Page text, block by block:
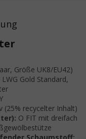
Größe UK8/EU42)
Gold Standard,
(25% recycelter Inhalt)
O FIT mit dreifach